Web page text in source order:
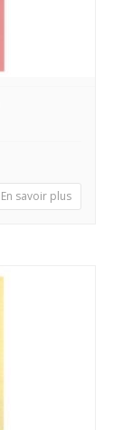
En savoir plus